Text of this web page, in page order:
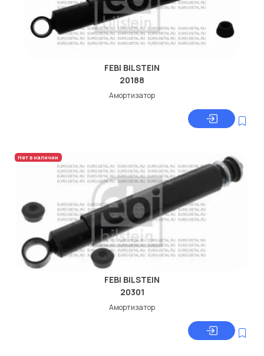
FEBI BILSTEIN
20188
Амортизатор
Нет в наличии
FEBI BILSTEIN
20301
Амортизатор